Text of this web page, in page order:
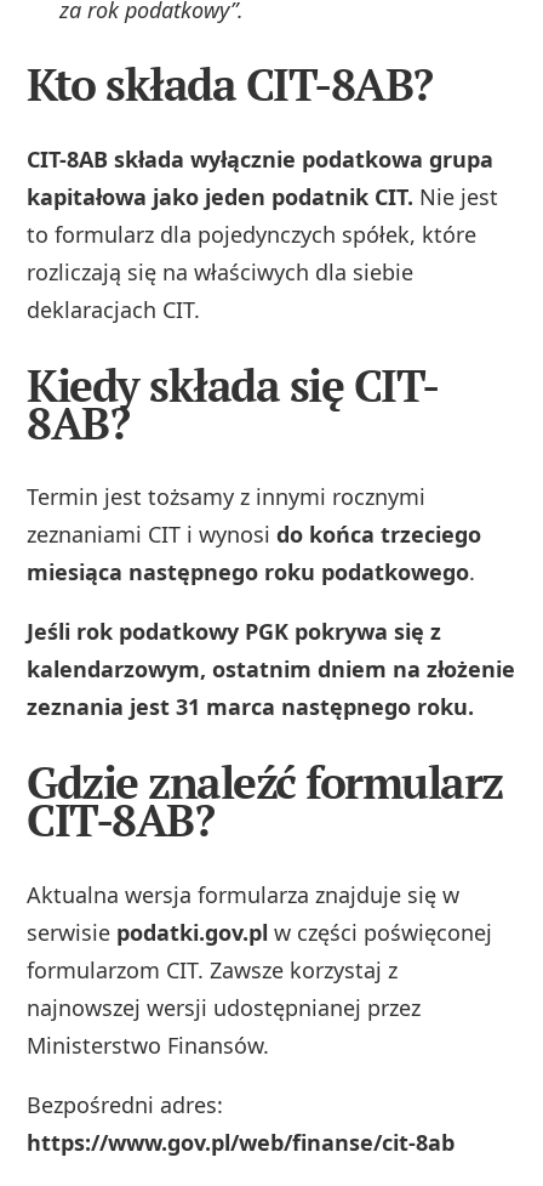
za rok podatkowy”.
Kto składa CIT-8AB?
CIT-8AB składa wyłącznie podatkowa grupa
kapitałowa jako jeden podatnik CIT. Nie jest
to formularz dla pojedynczych spółek, które
rozliczają się na właściwych dla siebie
deklaracjach CIT.
Kiedy składa się CIT-
8AB?
Termin jest tożsamy z innymi rocznymi
zeznaniami CIT i wynosido końca trzeciego
miesiąca następnego roku podatkowego.
Jeśli rok podatkowy PGK pokrywa się z
kalendarzowym, ostatnim dniem na złożenie
zeznania jest 31 marca następnego roku.
Gdzie znaleźć formularz
CIT-8AB?
Aktualna wersja formularza znajduje się w
serwisie podatki.gov.pl w części poświęconej
formularzom CIT. Zawsze korzystaj z
najnowszej wersji udostępnianej przez
Ministerstwo Finansów.
Bezpośredni adres:
https://www.gov.pl/web/finanse/cit-8ab